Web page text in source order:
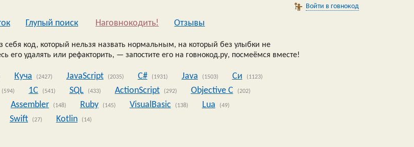
Войти в говнокод
Глупый поиск Наговнокодить! Oтзывы
код, который нельзя назвать нормальным, на который без улыбки не
его удалять или рефакторить, — запостите его на говнокод.ру, посмеёмся вместе!
Куча (2427) JavaScript (2035) C# (1931) Java (1503) Си (1123)
(594) 1C (541) SQL (433) ActionScript (292) Objective C (202)
Assembler (148) Ruby (145) VisualBasic (138) Lua (49)
Swift (27) Kotlin (14)